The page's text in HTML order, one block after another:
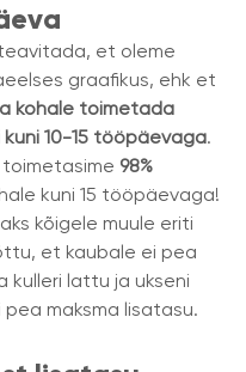
et oleme
graafikus, ehk et
kohale toimetada
kuni 10-15 tööpäevaga.
toimetasime 98%
kuni 15 tööpäevaga!
kõigele muule eriti
et kaubale ei pea
kulleri lattu ja ukseni
maksma lisatasu.